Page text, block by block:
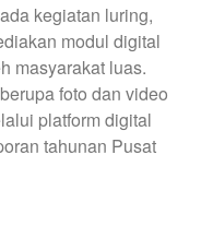
kegiatan luring,
modul digital
masyarakat luas.
foto dan video
platform digital
tahunan Pusat